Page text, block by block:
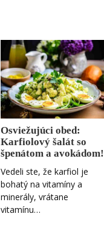
Osviežujúci obed:
Karfiolový šalát so
špenátom a avokádom!
Vedeli ste, že karfiol je
bohatý na vitamíny a
minerály, vrátane
vitamínu…